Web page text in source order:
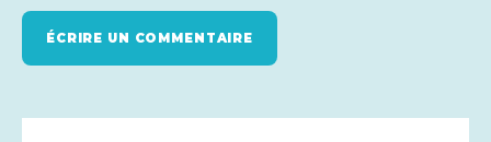
ÉCRIRE UN COMMENTAIRE